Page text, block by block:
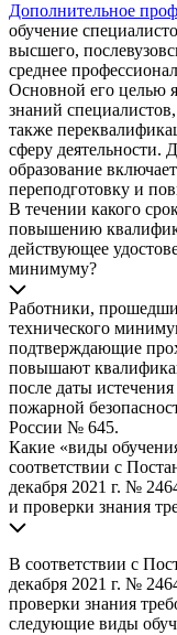
Дополнительное
обучение
высшего,
среднее
Основной его целью
знаний
также
сферу деятельности.
образование
переподготовку и
В течении какого
повышению
действующее
минимуму?
Работники,
технического
подтверждающие
повышают
после даты
пожарной
России № 645.
Какие «виды
соответствии с
декабря 2021 г. №
и проверки знания
В соответствии с
декабря 2021 г. №
проверки знания
следующие виды